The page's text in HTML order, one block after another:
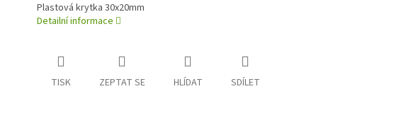
Plastová krytka 30x20mm
Detailní informace
TISK ZEPTAT SE HLÍDAT SDÍLET